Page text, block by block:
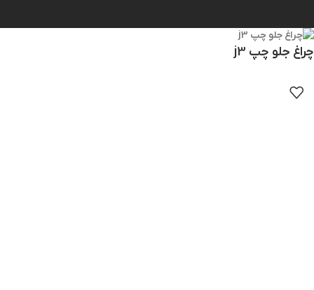
چراغ جلو چپ j3